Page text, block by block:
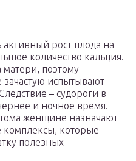
активный рост плода на
количество кальция.
матери, поэтому
испытывают
– судороги в
и ночное время.
женщине назначают
которые
полезных